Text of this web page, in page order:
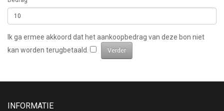
Ik ga ermee akkoord dat het aankoopbedrag van deze bon niet
kan worden terugbetaald.
INFORMATIE